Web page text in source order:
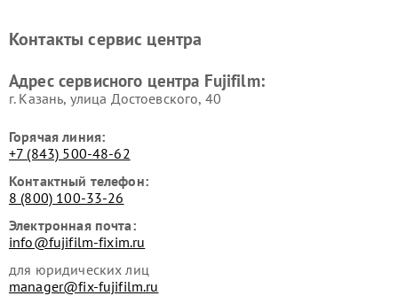
Контакты сервис центра
Адрес сервисного центра Fujifilm:
г. Казань, улица Достоевского, 40
Горячая линия:
+7 (843) 500-48-62
Контактный телефон:
8 (800) 100-33-26
Электронная почта:
info@fujifilm-fixim.ru
для юридических лиц
manager@fix-fujifilm.ru